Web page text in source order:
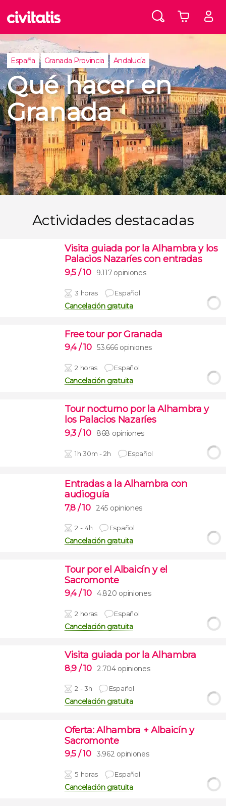
España Granada Provincia Andalucía
Qué hacer en
Granada
Actividades destacadas
Visita guiada por la Alhambra y los
Palacios Nazaríes con entradas
9,5 / 10 9.117 opiniones
3 horas Español
Cancelación gratuita
Free tour por Granada
9,4 / 10 53.666 opiniones
2 horas Español
Cancelación gratuita
Tour nocturno por la Alhambra y
los Palacios Nazaríes
9,3 / 10 868 opiniones
1h 30m - 2h Español
Entradas a la Alhambra con
audioguía
7,8 / 10 245 opiniones
2 - 4h Español
Cancelación gratuita
Tour por el Albaicín y el
Sacromonte
9,4 / 10 4.820 opiniones
2 horas Español
Cancelación gratuita
Visita guiada por la Alhambra
8,9 / 10 2.704 opiniones
2 - 3h Español
Cancelación gratuita
Oferta: Alhambra + Albaicín y
Sacromonte
9,5 / 10 3.962 opiniones
5 horas Español
Cancelación gratuita